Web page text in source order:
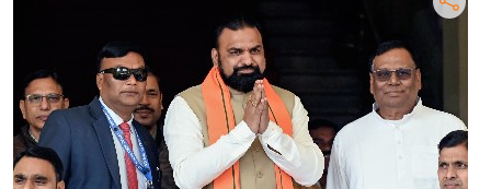
अं
त
र्रा
ष्ट्री